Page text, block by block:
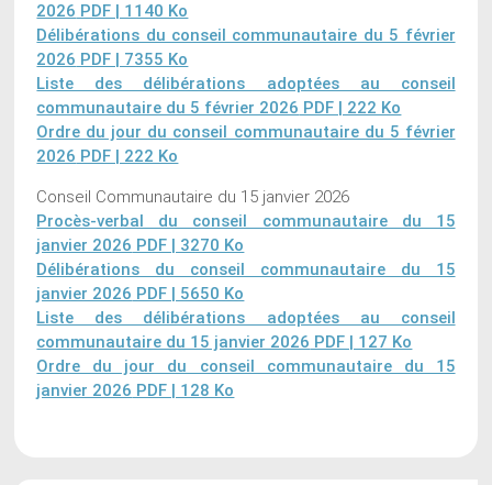
2026 PDF | 1140 Ko
Délibérations du conseil communautaire du 5 février
2026 PDF | 7355 Ko
Liste des délibérations adoptées au conseil
communautaire du 5 février 2026 PDF | 222 Ko
Ordre du jour du conseil communautaire du 5 février
2026 PDF | 222 Ko
Conseil Communautaire du 15 janvier 2026
Procès-verbal du conseil communautaire du 15
janvier 2026 PDF | 3270 Ko
Délibérations du conseil communautaire du 15
janvier 2026 PDF | 5650 Ko
Liste des délibérations adoptées au conseil
communautaire du 15 janvier 2026 PDF | 127 Ko
Ordre du jour du conseil communautaire du 15
janvier 2026 PDF | 128 Ko